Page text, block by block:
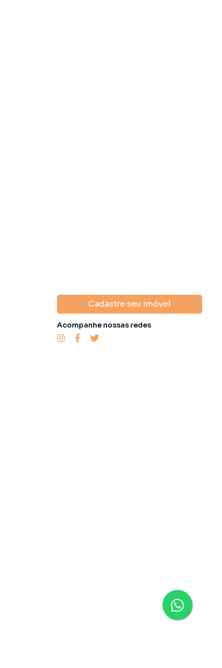
Cadastre seu imóvel
Acompanhe nossas redes